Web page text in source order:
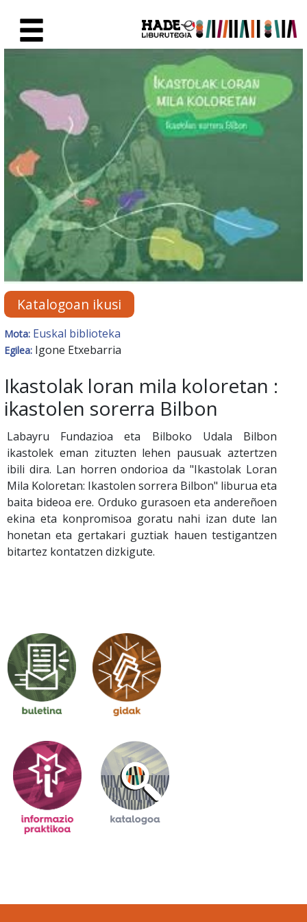
Eskuratu berriak Fitxa -
Katalogoan ikusi
Mota: Euskal biblioteka
Egilea: Igone Etxebarria
Ikastolak loran mila koloretan :
ikastolen sorerra Bilbon
Labayru Fundazioa eta Bilboko Udala Bilbon
ikastolek eman zituzten lehen pausuak aztertzen
ibili dira. Lan horren ondorioa da "Ikastolak Loran
Mila Koloretan: Ikastolen sorrera Bilbon" liburua eta
baita bideoa ere. Orduko gurasoen eta andereñoen
ekina eta konpromisoa goratu nahi izan dute lan
honetan eta gertakari guztiak hauen testigantzen
bitartez kontatzen dizkigute.